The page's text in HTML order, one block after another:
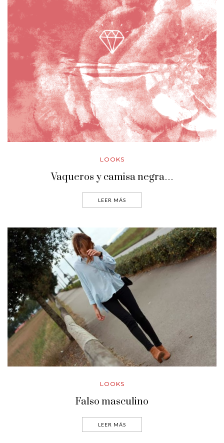
LOOKS
Vaqueros y camisa negra…
LEER MÁS
LOOKS
Falso masculino
LEER MÁS